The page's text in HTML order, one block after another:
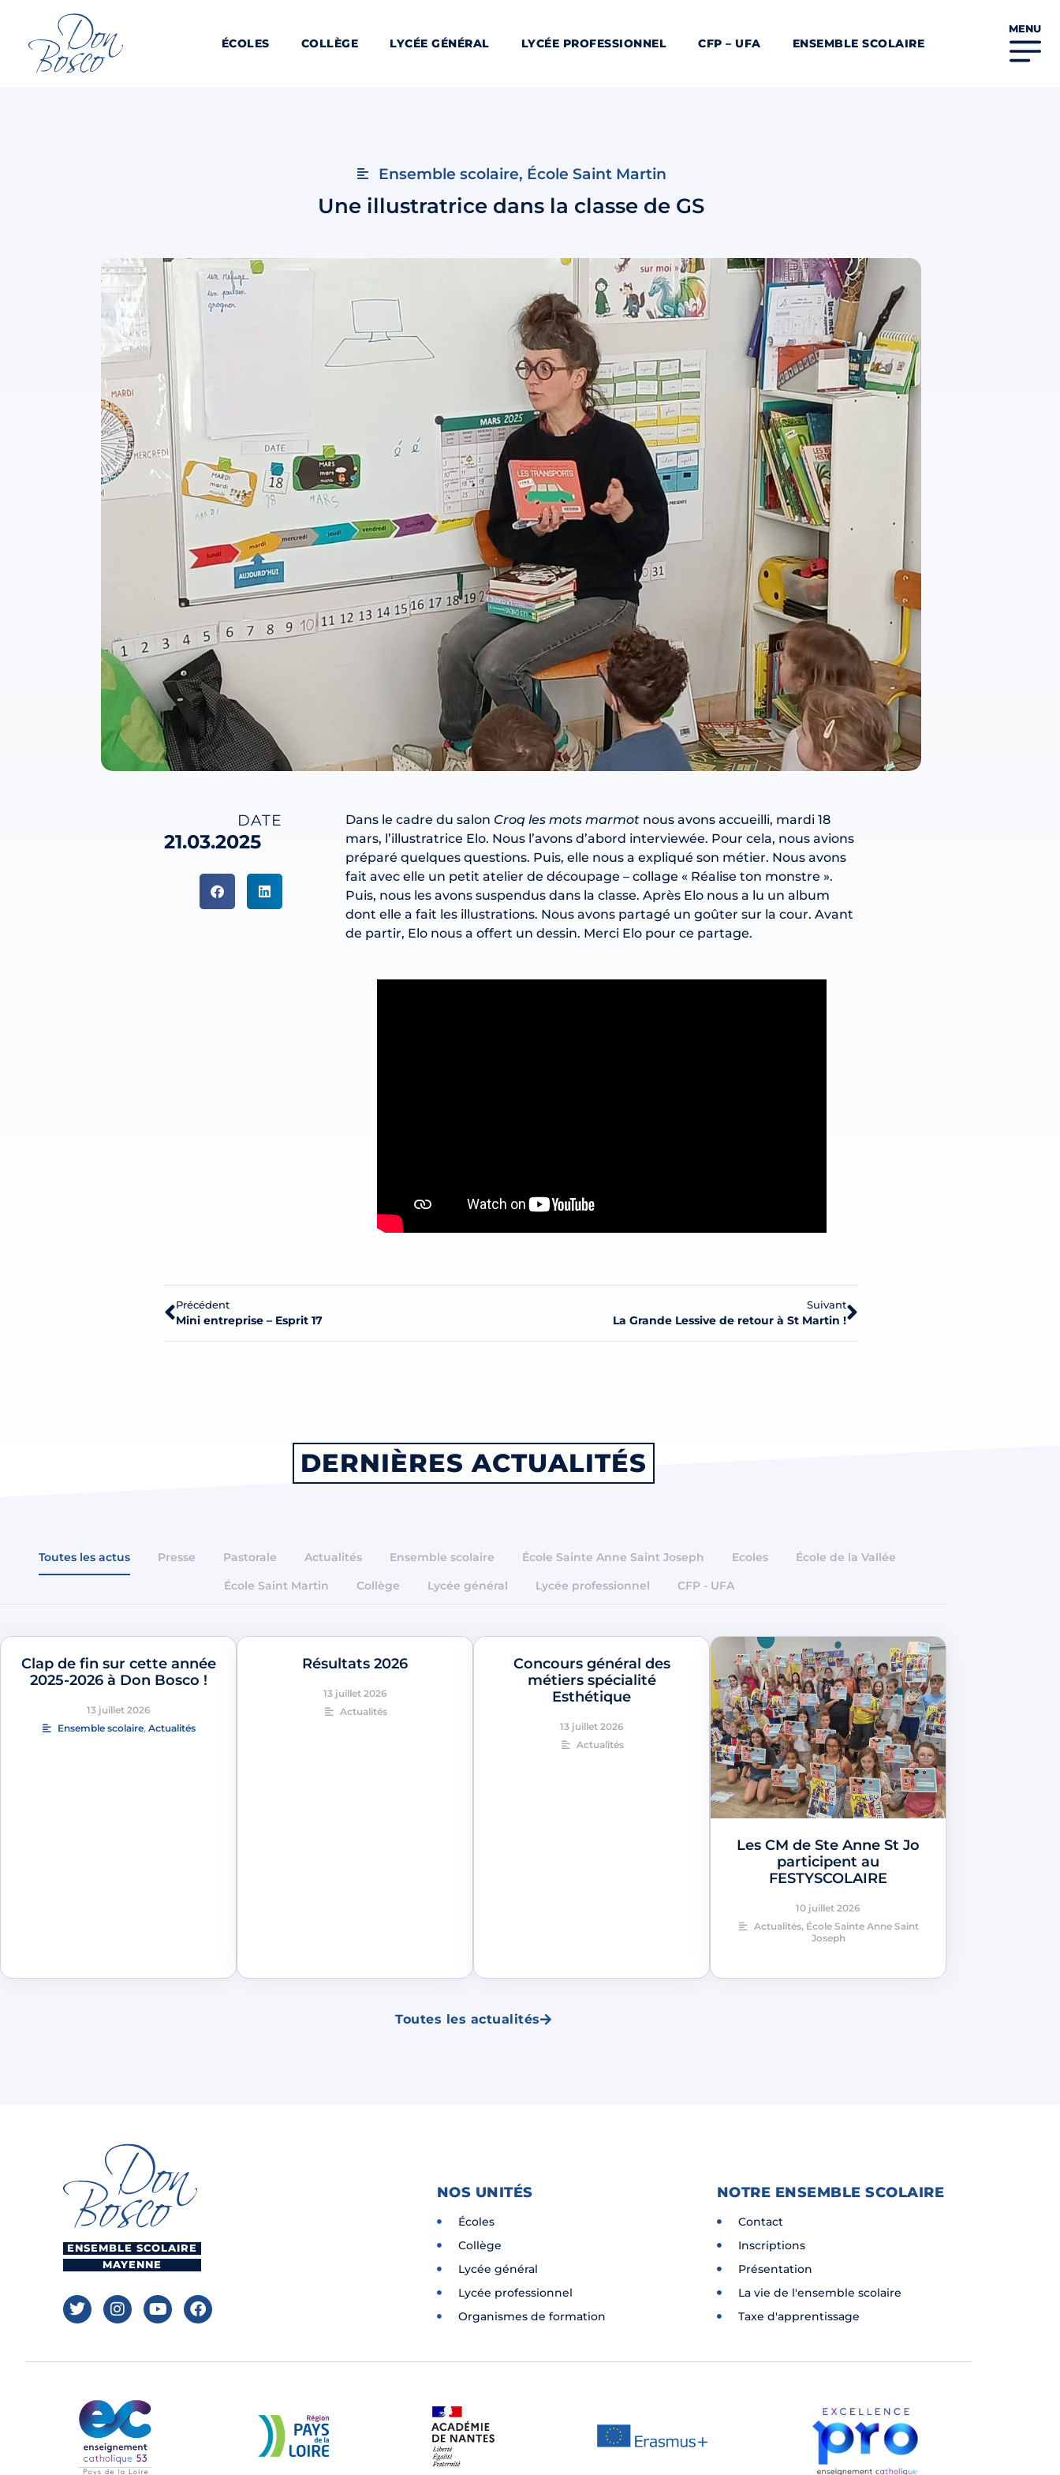
ÉCOLES COLLÈGE LYCÉE GÉNÉRAL LYCÉE PROFESSIONNEL CFP – UFA ENSEMBLE SCOLAIRE
MENU
Ensemble scolaire, École Saint Martin
Une illustratrice dans la classe de GS
DATE
21.03.2025
Dans le cadre du salon Croq les mots marmot nous avons accueilli, mardi 18
mars, l’illustratrice Elo. Nous l’avons d’abord interviewée. Pour cela, nous avions
préparé quelques questions. Puis, elle nous a expliqué son métier. Nous avons
fait avec elle un petit atelier de découpage – collage « Réalise ton monstre ».
Puis, nous les avons suspendus dans la classe. Après Elo nous a lu un album
dont elle a fait les illustrations. Nous avons partagé un goûter sur la cour. Avant
de partir, Elo nous a offert un dessin. Merci Elo pour ce partage.
Précédent
Mini entreprise – Esprit 17
Suivant
La Grande Lessive de retour à St Martin !
DERNIÈRES ACTUALITÉS
Toutes les actus Presse Pastorale Actualités Ensemble scolaire École Sainte Anne Saint Joseph Ecoles
École de la Vallée
École Saint Martin
Collège Lycée général Lycée professionnel CFP - UFA
Clap de fin sur cette année
2025-2026 à Don Bosco !
13 juillet 2026
Ensemble scolaire, Actualités
Résultats 2026
13 juillet 2026
Actualités
Concours général des
métiers spécialité
Esthétique
13 juillet 2026
Actualités
Les CM de Ste Anne St Jo
participent au
FESTYSCOLAIRE
10 juillet 2026
Actualités, École Sainte Anne Saint
Joseph
Toutes les actualités
ENSEMBLE SCOLAIRE
MAYENNE
NOS UNITÉS
Écoles
Collège
Lycée général
Lycée professionnel
Organismes de formation
NOTRE ENSEMBLE SCOLAIRE
Contact
Inscriptions
Présentation
La vie de l'ensemble scolaire
Taxe d'apprentissage